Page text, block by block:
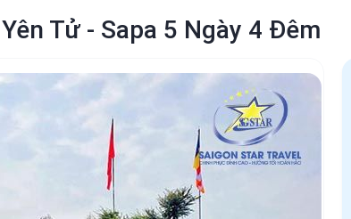
Tử - Sapa 5 Ngày 4 Đêm